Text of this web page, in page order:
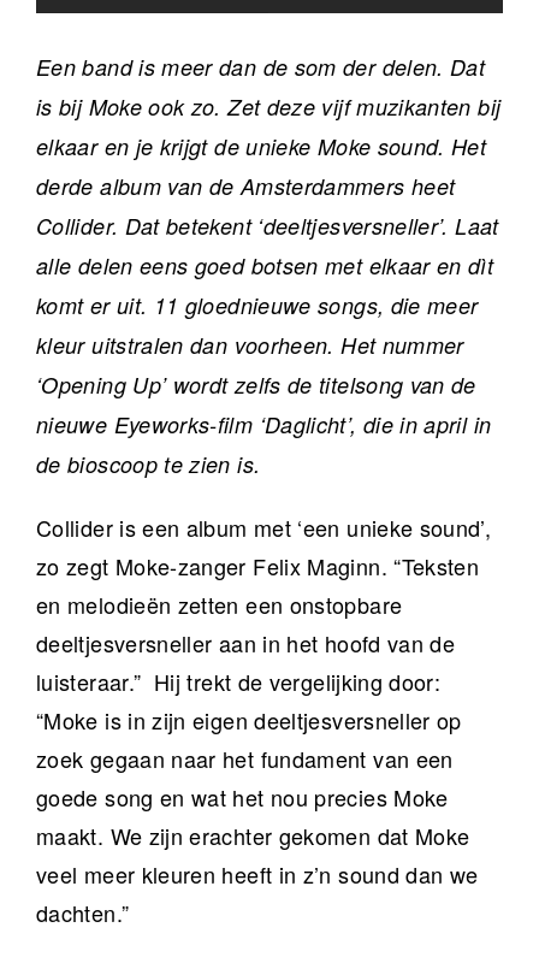
Een band is meer dan de som der delen. Dat
is bij Moke ook zo. Zet deze vijf muzikanten bij
elkaar en je krijgt de unieke Moke sound. Het
derde album van de Amsterdammers heet
Collider. Dat betekent ‘deeltjesversneller’. Laat
alle delen eens goed botsen met elkaar en dìt
komt er uit. 11 gloednieuwe songs, die meer
kleur uitstralen dan voorheen. Het nummer
‘Opening Up’ wordt zelfs de titelsong van de
nieuwe Eyeworks-film ‘Daglicht’, die in april in
de bioscoop te zien is.
Collider is een album met ‘een unieke sound’,
zo zegt Moke-zanger Felix Maginn. “Teksten
en melodieën zetten een onstopbare
deeltjesversneller aan in het hoofd van de
luisteraar.” Hij trekt de vergelijking door:
“Moke is in zijn eigen deeltjesversneller op
zoek gegaan naar het fundament van een
goede song en wat het nou precies Moke
maakt. We zijn erachter gekomen dat Moke
veel meer kleuren heeft in z’n sound dan we
dachten.”